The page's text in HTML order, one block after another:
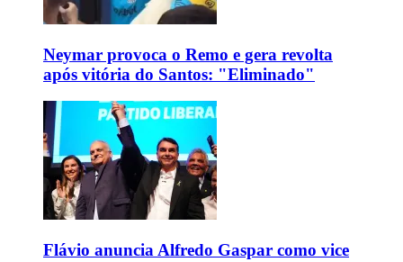
Neymar provoca o Remo e gera revolta
após vitória do Santos: "Eliminado"
Flávio anuncia Alfredo Gaspar como vice